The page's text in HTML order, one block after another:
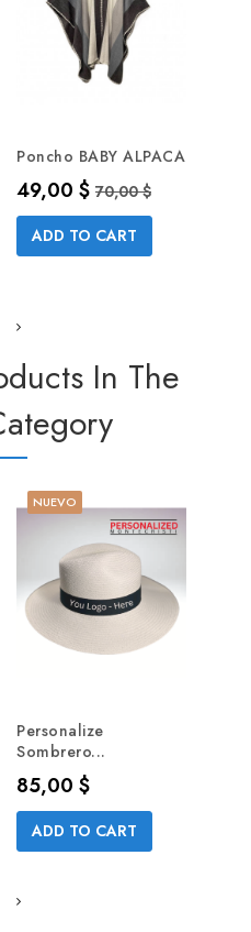
Poncho BABY ALPACA
Precio
49,00 $Precio base
70,00 $
ADD TO CART
In The
NUEVO
Personalize
Sombrero...
Precio
85,00 $
ADD TO CART